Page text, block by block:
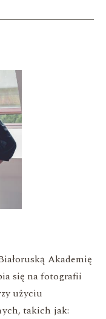
Akademię
się na fotografii
użyciu
takich jak: